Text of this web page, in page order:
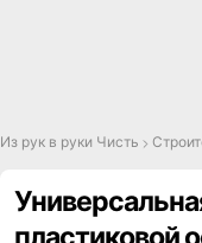
Из рук в руки Чисть